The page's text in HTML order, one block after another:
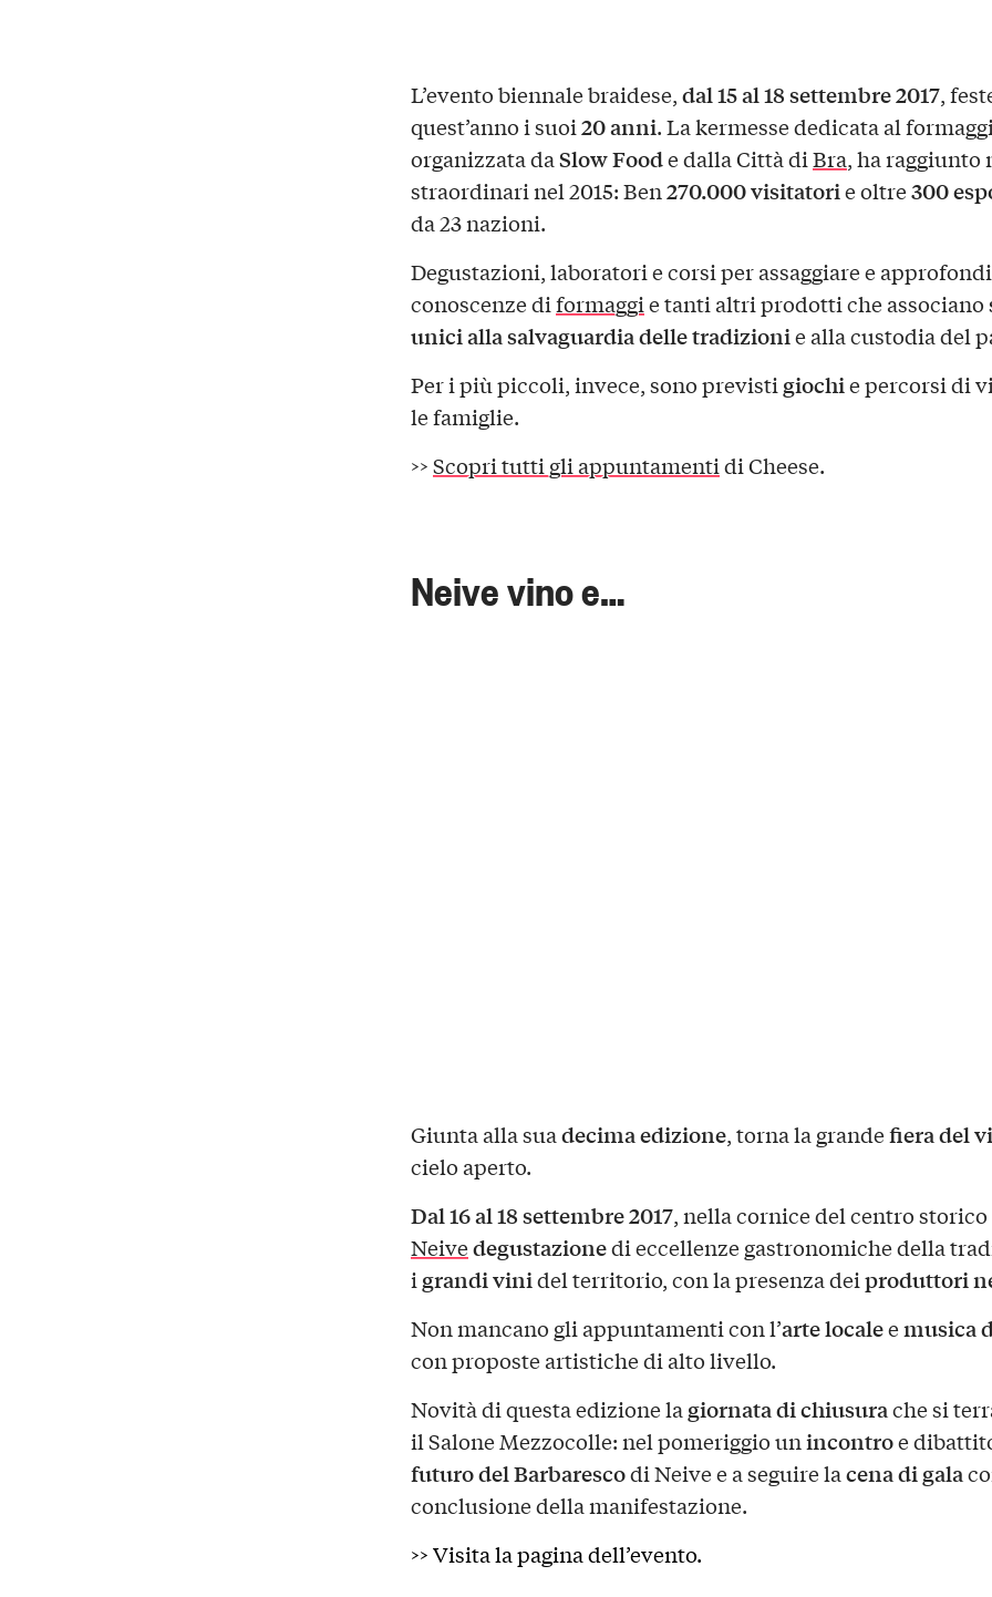
L’evento biennale braidese,dal 15 al 18 settembre 2017,
quest’anno i suoi20 anni. La kermesse dedicata al
organizzata daSlow Foode dalla Città diBra, ha raggiunto
straordinari nel 2015: Ben270.000 visitatorie oltre300
da 23 nazioni.
Degustazioni, laboratori e corsi per assaggiare e
conoscenze diformaggie tanti altri prodotti che associano
unici alla salvaguardia delle tradizionie alla custodia del
Per i più piccoli, invece, sono previstigiochie percorsi di
le famiglie.
>>Scopri tutti gli appuntamentidi Cheese.
Neive vino e…
Giunta alla suadecima edizione, torna la grandefiera del
cielo aperto.
Dal 16 al 18 settembre 2017, nella cornice del centro
Neivedegustazionedi eccellenze gastronomiche della
i grandi vinidel territorio, con la presenza deiproduttori
Non mancano gli appuntamenti con l’arte localeemusica
con proposte artistiche di alto livello.
Novità di questa edizione la giornata di chiusurache si
il Salone Mezzocolle: nel pomeriggio unincontroe
futuro del Barbarescodi Neive e a seguire lacena di gala
conclusione della manifestazione.
>>Visita la paginadell’evento.